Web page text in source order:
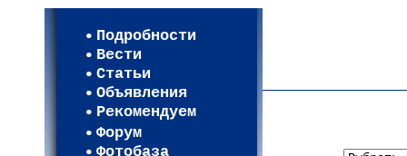
Подробности
Вести
Статьи
Объявления
Рекомендуем
Форум
Фотобаза